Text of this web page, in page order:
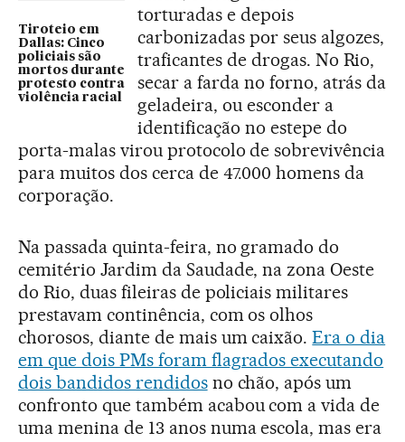
Tiroteio em
Dallas: Cinco
policiais são
mortos durante
protesto contra
violência racial
torturadas e depois
carbonizadas por seus algozes,
traficantes de drogas. No Rio,
secar a farda no forno, atrás da
geladeira, ou esconder a
identificação no estepe do
porta-malas virou protocolo de sobrevivência
para muitos dos cerca de 47.000 homens da
corporação.
Na passada quinta-feira, no gramado do
cemitério Jardim da Saudade, na zona Oeste
do Rio, duas fileiras de policiais militares
prestavam continência, com os olhos
chorosos, diante de mais um caixão.Era o dia
em que dois PMs foram flagrados executando
dois bandidos rendidosno chão, após um
confronto que também acabou com a vida de
uma menina de 13 anos numa escola, mas era